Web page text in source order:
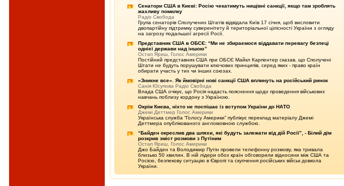
Сенатори США в Києві: Росію чекатимуть нищівні санкції, якщо там зроблять
жахливу помилку
Радіо Свобода
Група сенаторів Сполучених Штатів відвідала Київ 17 січня, щоб висловити
двопартійну підтримку суверенітету й територіальної цілісності України з огляду
на загрозу подальшої агресії Росії.
Представник США в ОБСЄ: “Ми не збираємося віддавати перевагу безпеці
однієї держави над іншою”
Остап Яриш, Голос Америки
Постійний представник США при ОБСЄ Майкл Карпентер сказав, що Сполучені
Штати не будуть порушувати ключових принципів, серед яких - право країн
обирати участь у тих чи інших союзах.
«Зникне все». Як ймовірні нові санкції США вплинуть на російський ринок
Санія Юсупова Радіо Свобода
Влада США очікує, що Росія надасть пояснення щодо проведення військових
навчань поблизу кордону з Україною.
Окрім Києва, ніхто не поспішає із вступом України до НАТО
Джемі Деттмер Голос Америки
Українська служба “Голосу Америки” публікує переклад матеріалу Джемі
Деттмера опублікованого англомовною службою.
“Байден окреслив два шляхи, які будуть залежати від дій Росії”, - Білий дім
розкрив зміст розмови з Путіним
Остап Яриш, Голос Америки
Джо Байден та Володимир Путін провели телефонну розмову, яка тривала
близько 50 хвилин. В ній лідери обох країн обговорили відносини між США та
Росією, безпекову ситуацію в Європі та скупчення російських військ довкола
України.